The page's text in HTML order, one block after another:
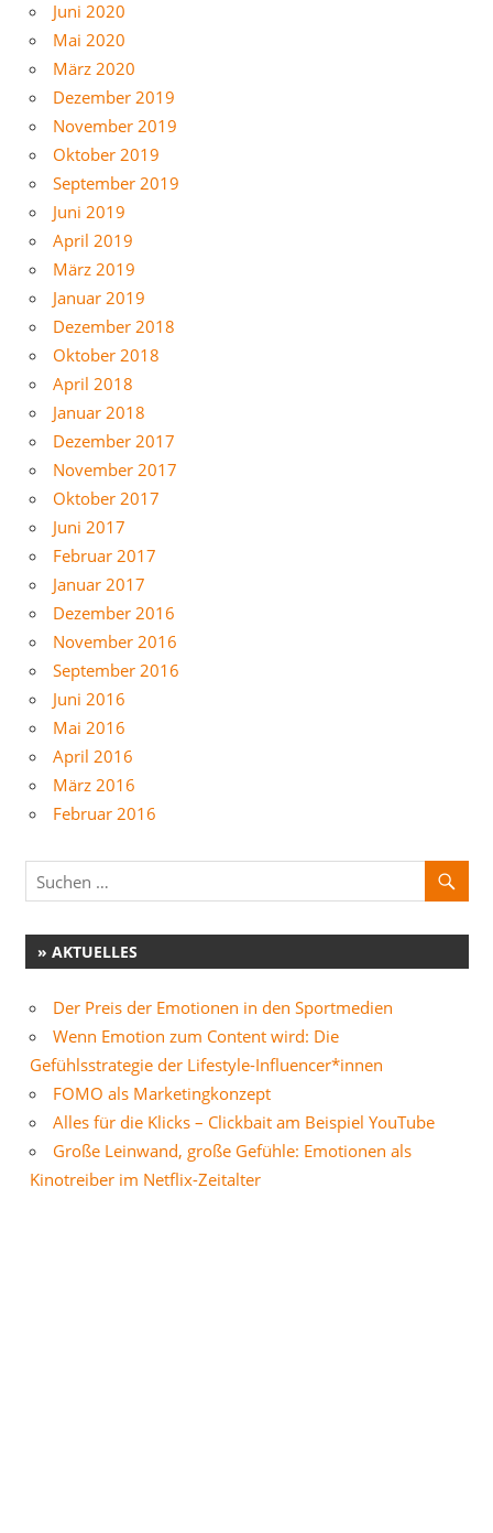
Juni 2020
Mai 2020
März 2020
Dezember 2019
November 2019
Oktober 2019
September 2019
Juni 2019
April 2019
März 2019
Januar 2019
Dezember 2018
Oktober 2018
April 2018
Januar 2018
Dezember 2017
November 2017
Oktober 2017
Juni 2017
Februar 2017
Januar 2017
Dezember 2016
November 2016
September 2016
Juni 2016
Mai 2016
April 2016
März 2016
Februar 2016
» AKTUELLES
Der Preis der Emotionen in den Sportmedien
Wenn Emotion zum Content wird: Die
Gefühlsstrategie der Lifestyle-Influencer*innen
FOMO als Marketingkonzept
Alles für die Klicks – Clickbait am Beispiel YouTube
Große Leinwand, große Gefühle: Emotionen als
Kinotreiber im Netflix-Zeitalter